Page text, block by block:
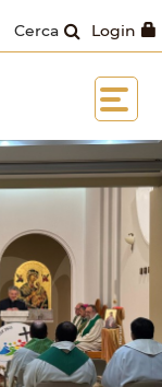
Login
Cerca